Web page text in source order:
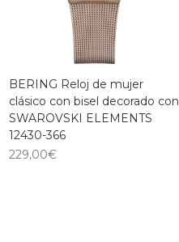
BERING Reloj de mujer
clásico con bisel decorado con
SWAROVSKI ELEMENTS
12430-366
229,00€